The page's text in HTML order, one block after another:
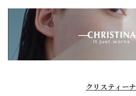
クリスティーナ